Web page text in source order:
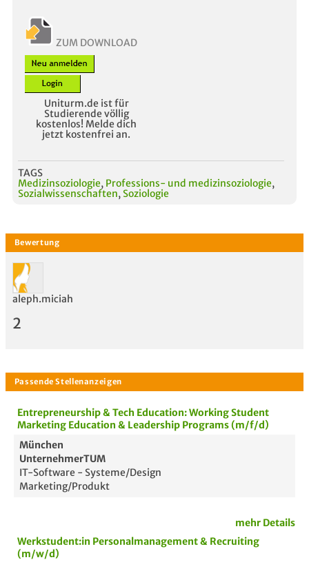
ZUM DOWNLOAD
Uniturm.de ist für
Studierende völlig
kostenlos! Melde dich
jetzt kostenfrei an.
TAGS
Medizinsoziologie, Professions- und medizinsoziologie,
Sozialwissenschaften, Soziologie
Bewertung
aleph.miciah
2
Entrepreneurship & Tech Education: Working Student
Marketing Education & Leadership Programs (m/f/d)
München
UnternehmerTUM
IT-Software - Systeme/Design
Marketing/Produkt
mehr Details
Werkstudent:in Personalmanagement & Recruiting
(m/w/d)